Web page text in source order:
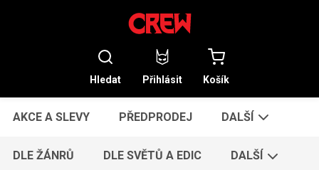
Hledat Přihlásit Košík
AKCE A SLEVY PŘEDPRODEJ DALŠÍ
DLE ŽÁNRŮ DLE SVĚTŮ A EDIC DALŠÍ